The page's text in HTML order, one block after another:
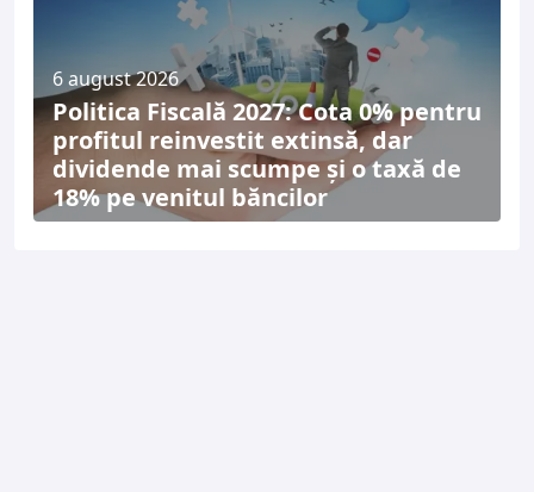
6 august 2026
Politica Fiscală 2027: Cota 0% pentru
profitul reinvestit extinsă, dar
dividende mai scumpe și o taxă de
18% pe venitul băncilor